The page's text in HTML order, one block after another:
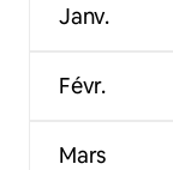
Janv.
Févr.
Mars